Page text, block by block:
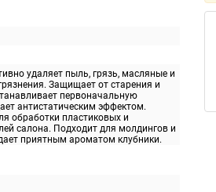
удаляет пыль, грязь, масляные и
Защищает от старения и
первоначальную
антистатическим эффектом.
обработки пластиковых и
салона. Подходит для молдингов и
приятным ароматом клубники.